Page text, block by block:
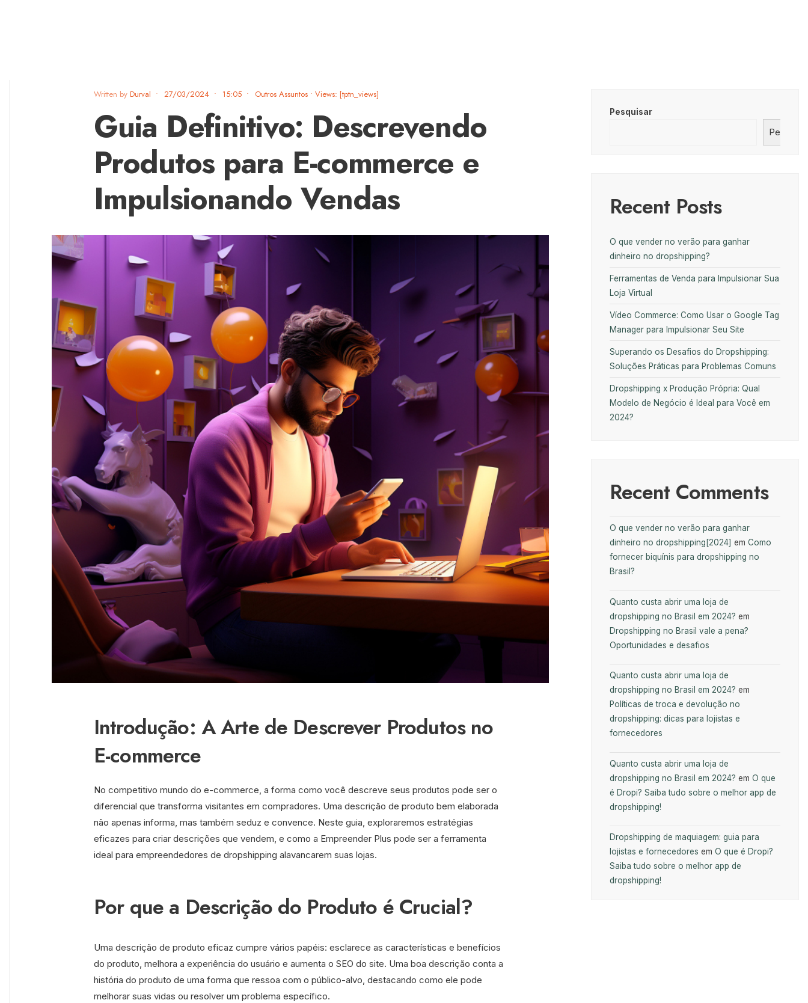
Written by Durval • 27/03/2024 • 15:05 • Outros Assuntos • Views: [tptn_views]
Guia Definitivo: Descrevendo
Produtos para E-commerce e
Impulsionando Vendas
Introdução: A Arte de Descrever Produtos no
E-commerce
No competitivo mundo do e-commerce, a forma como você descreve seus produtos pode ser o
diferencial que transforma visitantes em compradores. Uma descrição de produto bem elaborada
não apenas informa, mas também seduz e convence. Neste guia, exploraremos estratégias
eficazes para criar descrições que vendem, e como a Empreender Plus pode ser a ferramenta
ideal para empreendedores de dropshipping alavancarem suas lojas.
Por que a Descrição do Produto é Crucial?
Uma descrição de produto eficaz cumpre vários papéis: esclarece as características e benefícios
do produto, melhora a experiência do usuário e aumenta o SEO do site. Uma boa descrição conta a
história do produto de uma forma que ressoa com o público-alvo, destacando como ele pode
melhorar suas vidas ou resolver um problema específico.
Pesquisar
Recent Posts
O que vender no verão para ganhar
dinheiro no dropshipping?
Ferramentas de Venda para Impulsionar Sua
Loja Virtual
Vídeo Commerce: Como Usar o Google Tag
Manager para Impulsionar Seu Site
Superando os Desafios do Dropshipping:
Soluções Práticas para Problemas Comuns
Dropshipping x Produção Própria: Qual
Modelo de Negócio é Ideal para Você em
2024?
Recent Comments
O que vender no verão para ganhar
dinheiro no dropshipping[2024] em Como
fornecer biquínis para dropshipping no
Brasil?
Quanto custa abrir uma loja de
dropshipping no Brasil em 2024? em
Dropshipping no Brasil vale a pena?
Oportunidades e desafios
Quanto custa abrir uma loja de
dropshipping no Brasil em 2024? em
Políticas de troca e devolução no
dropshipping: dicas para lojistas e
fornecedores
Quanto custa abrir uma loja de
dropshipping no Brasil em 2024? em O que
é Dropi? Saiba tudo sobre o melhor app de
dropshipping!
Dropshipping de maquiagem: guia para
lojistas e fornecedores em O que é Dropi?
Saiba tudo sobre o melhor app de
dropshipping!